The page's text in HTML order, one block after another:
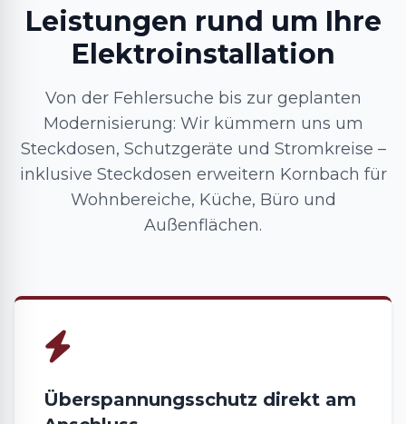
Leistungen rund um Ihre
Elektroinstallation
Von der Fehlersuche bis zur geplanten
Modernisierung: Wir kümmern uns um
Steckdosen, Schutzgeräte und Stromkreise –
inklusive Steckdosen erweitern Kornbach für
Wohnbereiche, Küche, Büro und
Außenflächen.
Überspannungsschutz direkt am